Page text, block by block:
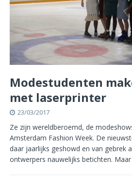
Modestudenten
met laserprinter
23/03/2017
Ze zijn wereldberoemd, de
Amsterdam Fashion Week. De
daar jaarlijks geshowd en van gebrek
ontwerpers nauwelijks betichten.